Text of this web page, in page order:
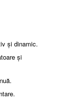
și dinamic.
și